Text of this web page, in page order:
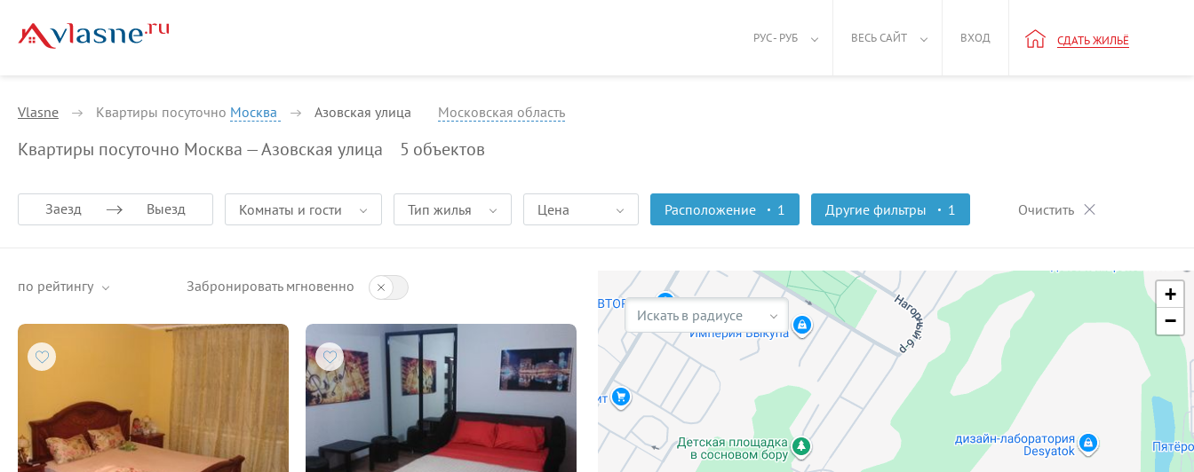
РУС - РУБ ВЕСЬ САЙТ ВХОД СДАТЬ ЖИЛЬЁ
Vlasne Квартиры посуточно Москва Азовская улица Московская область
Квартиры посуточно Москва — Азовская улица 5 объектов
Заезд Выезд Комнаты и гости Тип жилья Цена Расположение 1 Другие фильтры 1 Очистить
по рейтингу Забронировать мгновенно
Искать в радиусе
+
−